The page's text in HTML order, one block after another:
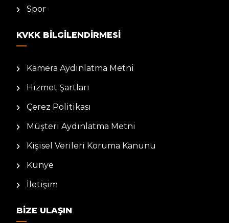
Spor
KVKK BILGILENDIRMESI
Kamera Aydınlatma Metni
Hizmet Şartları
Çerez Politikası
Müşteri Aydınlatma Metni
Kişisel Verileri Koruma Kanunu
Künye
İletişim
BIZE ULAŞIN